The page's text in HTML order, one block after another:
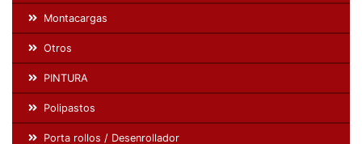
Montacargas
Otros
PINTURA
Polipastos
Porta rollos / Desenrollador